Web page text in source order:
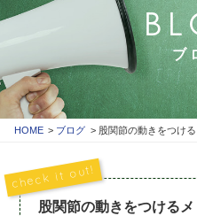
ブ
HOME ブログ 股関節の動きをつけ
股関節の動きをつけるメ